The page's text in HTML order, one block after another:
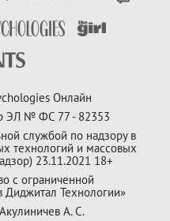
Онлайн
ЭЛ № ФС 77 - 82353
службой по надзору в
технологий и массовых
23.11.2021 18+
с ограниченной
Диджитал Технологии»
А. С.